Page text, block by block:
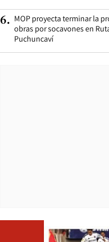
6. MOP proyecta terminar la
obras por socavones en
Puchuncaví